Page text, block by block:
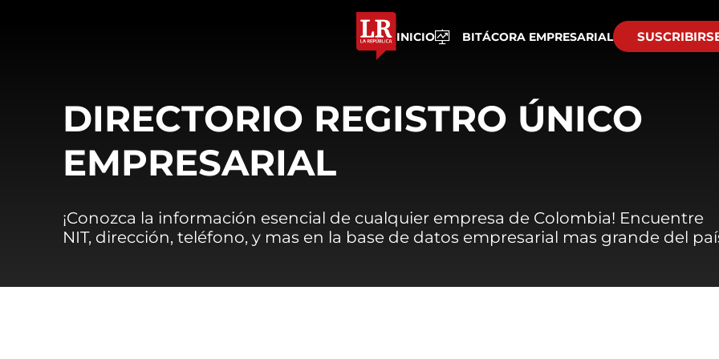
INICIO BITÁCORA EMPRESARIAL
DIRECTORIO REGISTRO ÚNICO
EMPRESARIAL
¡Conozca la información esencial de cualquier empresa de Colombia! Encuentre
NIT, dirección, teléfono, y mas en la base de datos empresarial mas grande del